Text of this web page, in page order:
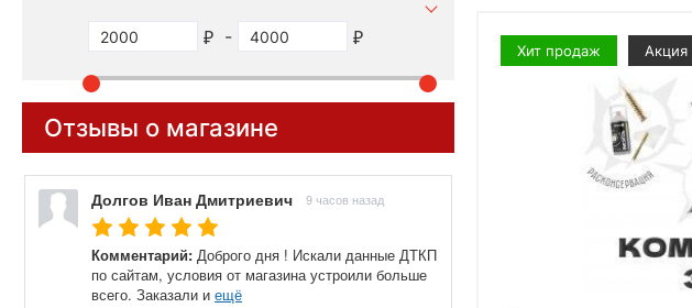
-
Отзывы о магазине
Долгов Иван Дмитриевич 9 часов назад
Комментарий: Доброго дня ! Искали данные ДТКП
по сайтам, условия от магазина устроили больше
всего. Заказали и ещё
Хит продаж Акция